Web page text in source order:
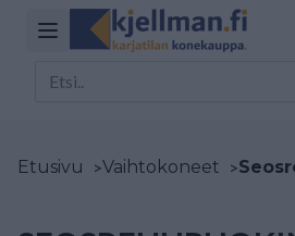
Etusivu >Vaihtokoneet >